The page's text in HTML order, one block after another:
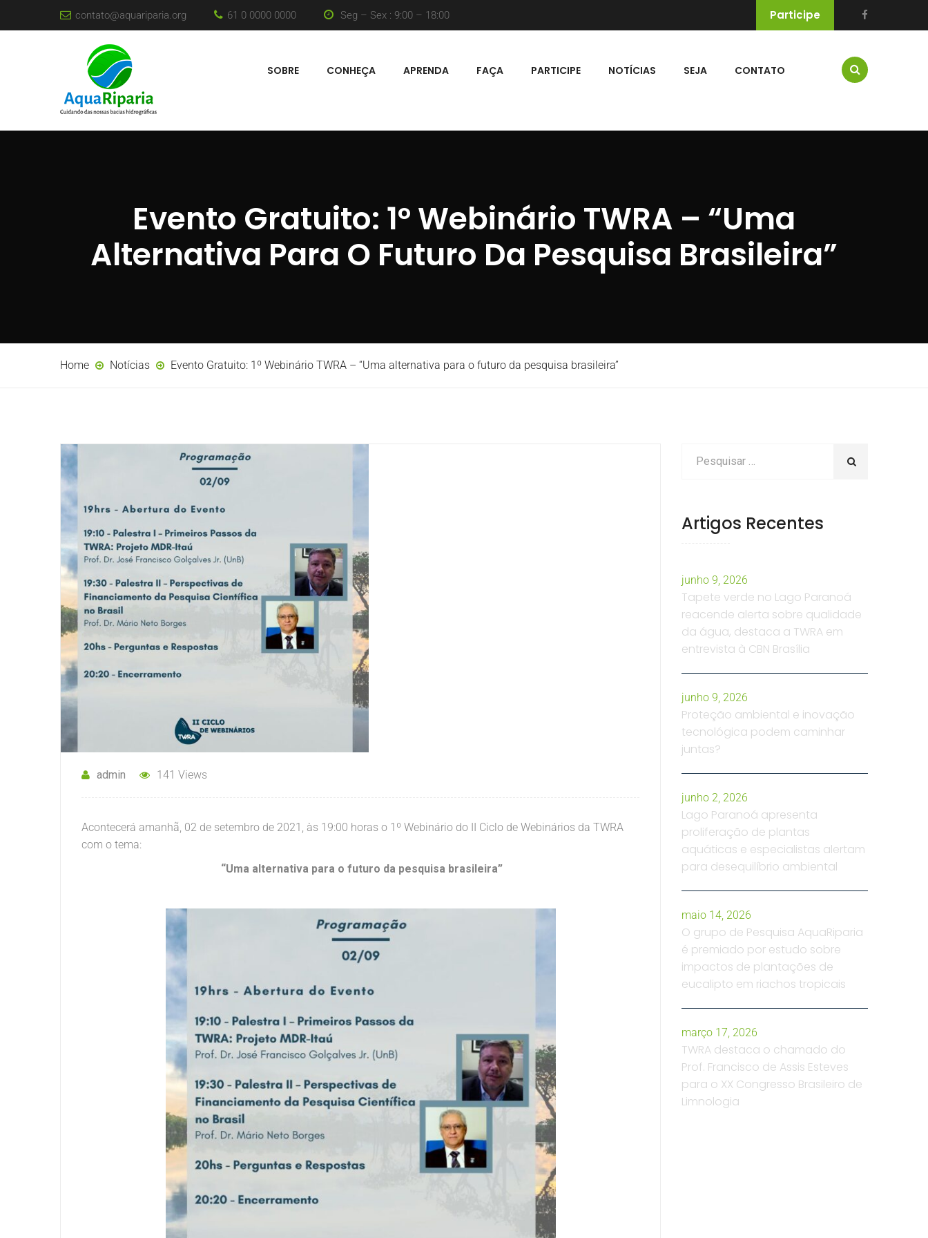
contato@aquariparia.org 61 0 0000 0000 Seg – Sex : 9:00 – 18:00 Participe
SOBRE CONHEÇA APRENDA FAÇA PARTICIPE NOTÍCIAS SEJA CONTATO
Evento Gratuito: 1º Webinário TWRA – “Uma
Alternativa Para O Futuro Da Pesquisa Brasileira”
Home Notícias Evento Gratuito: 1º Webinário TWRA – “Uma alternativa para o futuro da pesquisa brasileira”
admin 141 Views
Acontecerá amanhã, 02 de setembro de 2021, às 19:00 horas o 1º Webinário do II Ciclo de Webinários da TWRA
com o tema:
“Uma alternativa para o futuro da pesquisa brasileira”
Artigos Recentes
junho 9, 2026
Tapete verde no Lago Paranoá
reacende alerta sobre qualidade
da água, destaca a TWRA em
entrevista à CBN Brasília
junho 9, 2026
Proteção ambiental e inovação
tecnológica podem caminhar
juntas?
junho 2, 2026
Lago Paranoá apresenta
proliferação de plantas
aquáticas e especialistas alertam
para desequilíbrio ambiental
maio 14, 2026
O grupo de Pesquisa AquaRiparia
é premiado por estudo sobre
impactos de plantações de
eucalipto em riachos tropicais
março 17, 2026
TWRA destaca o chamado do
Prof. Francisco de Assis Esteves
para o XX Congresso Brasileiro de
Limnologia